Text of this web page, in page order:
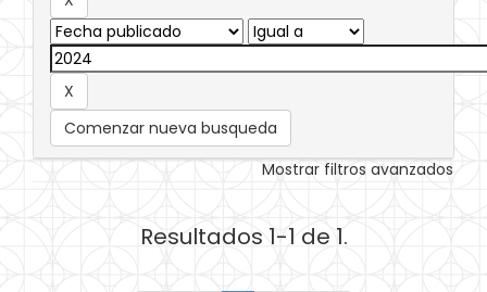
Comenzar nueva busqueda
Mostrar filtros avanzados
Resultados 1-1 de 1.